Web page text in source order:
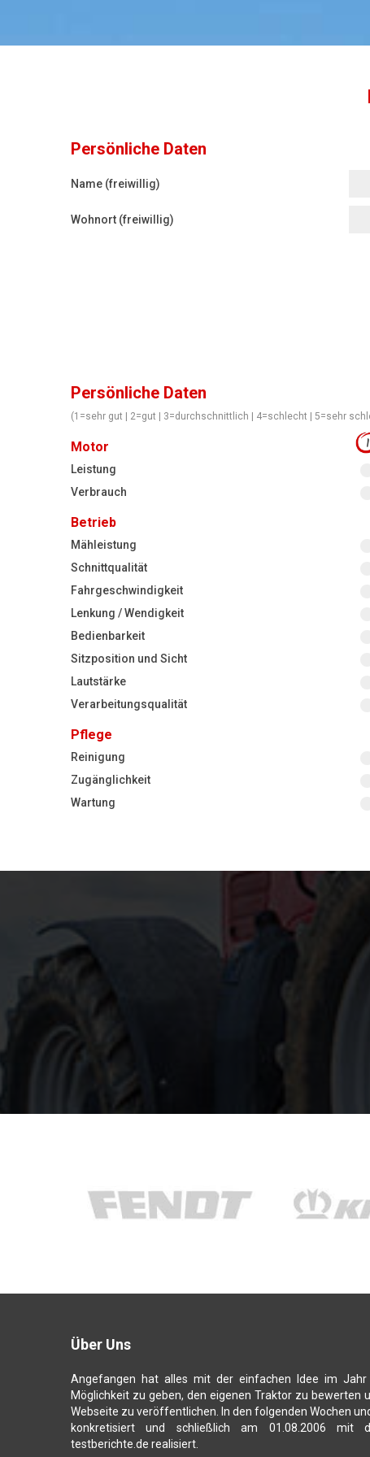
Persönliche Daten
Name (freiwillig)
Wohnort (freiwillig)
Persönliche Daten
(1=sehr gut | 2=gut | 3=durchschnittlich | 4=schlecht | 5=sehr
Motor 1
Leistung
Verbrauch
Betrieb
Mähleistung
Schnittqualität
Fahrgeschwindigkeit
Lenkung / Wendigkeit
Bedienbarkeit
Sitzposition und Sicht
Lautstärke
Verarbeitungsqualität
Pflege
Reinigung
Zugänglichkeit
Wartung
Über Uns
Angefangen hat alles mit der einfachen Idee im Jahr
Möglichkeit zu geben, den eigenen Traktor zu bewerten
Webseite zu veröffentlichen. In den folgenden Wochen
konkretisiert und schließlich am 01.08.2006 mit
testberichte.de realisiert.